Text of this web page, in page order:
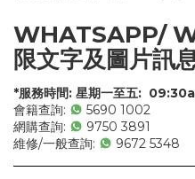
WHATSAPP/
限文字及圖片訊
*服務時間: 星期一至五:
會籍查詢:
5690 1002
網購查詢:
9750 3891
維修/一般查詢:
9672 5348